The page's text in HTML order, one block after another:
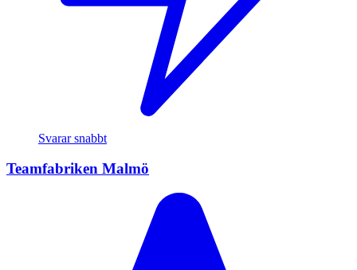
Svarar snabbt
Teamfabriken Malmö